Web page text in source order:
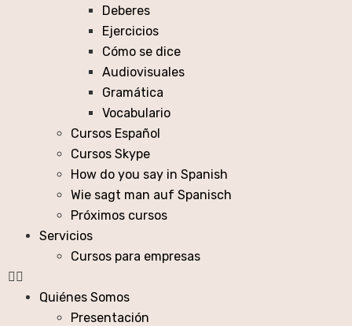
Deberes
Ejercicios
Cómo se dice
Audiovisuales
Gramática
Vocabulario
Cursos Español
Cursos Skype
How do you say in Spanish
Wie sagt man auf Spanisch
Próximos cursos
Servicios
Cursos para empresas
Quiénes Somos
Presentación